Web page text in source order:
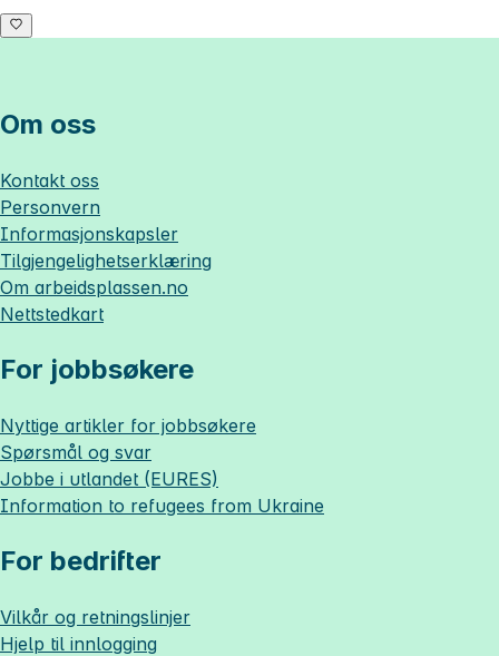
Om oss
Kontakt oss
Personvern
Informasjonskapsler
Tilgjengelighetserklæring
Om arbeidsplassen.no
Nettstedkart
For jobbsøkere
Nyttige artikler for jobbsøkere
Spørsmål og svar
Jobbe i utlandet (EURES)
Information to refugees from Ukraine
For bedrifter
Vilkår og retningslinjer
Hjelp til innlogging